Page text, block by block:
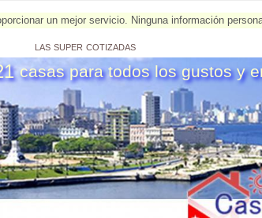
un mejor servicio. Ninguna información
las super cotizadas
casas para todos los gustos y